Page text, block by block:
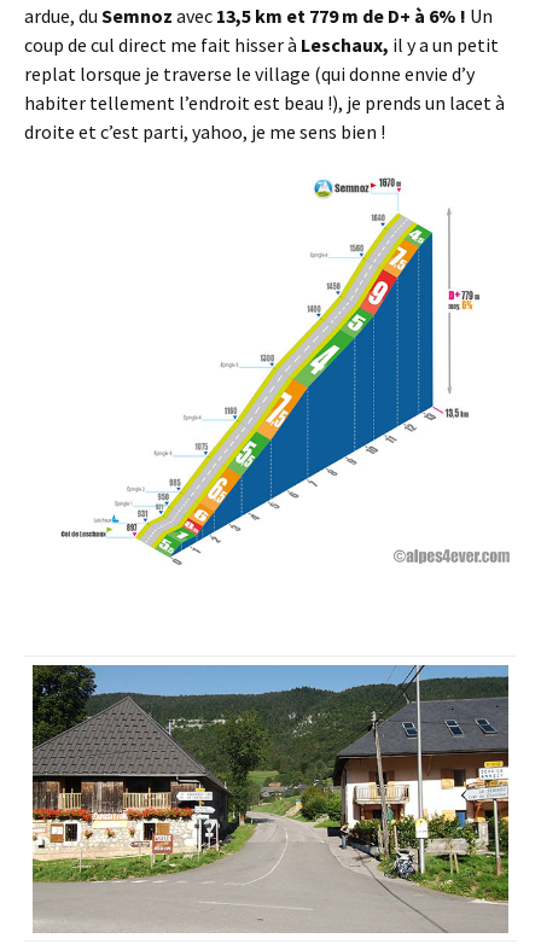
ardue, du Semnoz avec 13,5 km et 779 m de D+ à 6% ! Un
coup de cul direct me fait hisser à Leschaux, il y a un petit
replat lorsque je traverse le village (qui donne envie d’y
habiter tellement l’endroit est beau !), je prends un lacet à
droite et c’est parti, yahoo, je me sens bien !